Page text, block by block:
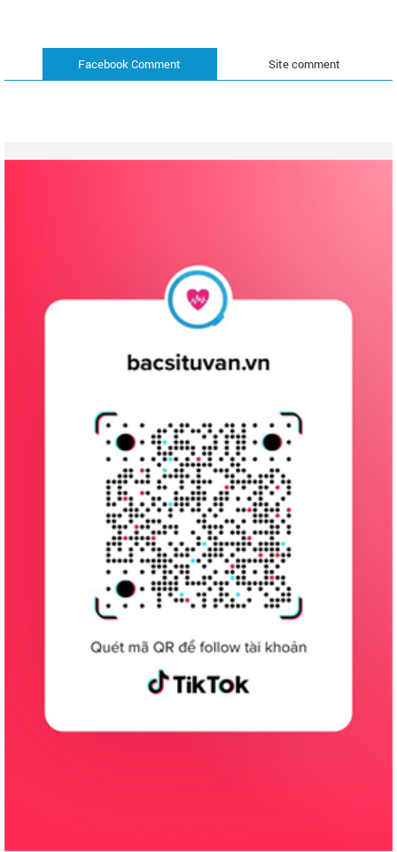
Site comment
Facebook Comment